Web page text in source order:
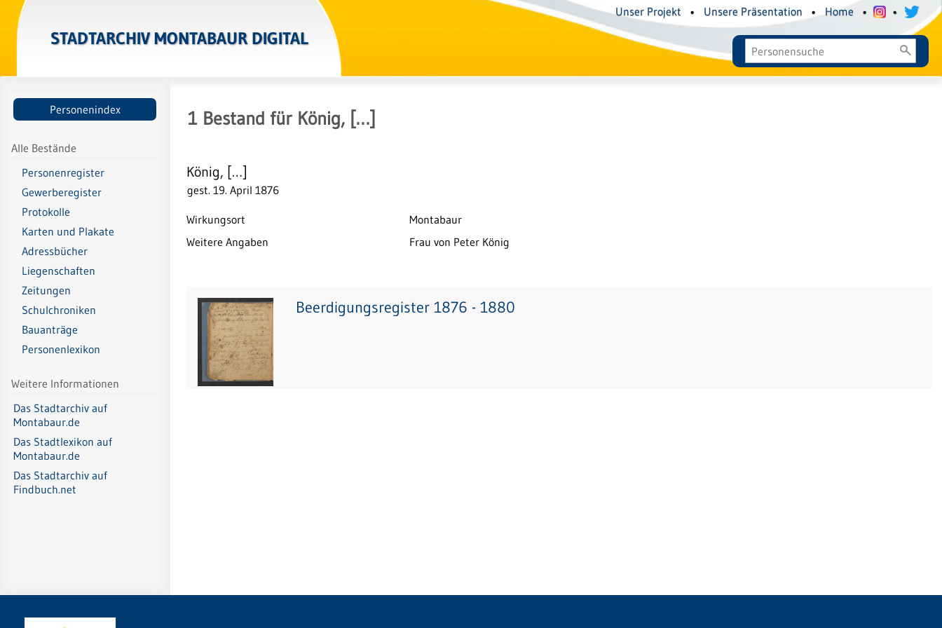
STADTARCHIV MONTABAUR DIGITAL
Unser Projekt • Unsere Präsentation • Home • •
Personenindex
Alle Bestände
Personenregister
Gewerberegister
Protokolle
Karten und Plakate
Adressbücher
Liegenschaften
Zeitungen
Schulchroniken
Bauanträge
Personenlexikon
Weitere Informationen
Das Stadtarchiv auf
Montabaur.de
Das Stadtlexikon auf
Montabaur.de
Das Stadtarchiv auf
Findbuch.net
1 Bestand für König, […]
König, […]
gest. 19. April 1876
Wirkungsort
Montabaur
Weitere Angaben
Frau von Peter König
Beerdigungsregister 1876 - 1880